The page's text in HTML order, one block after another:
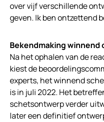
over vijf verschillende
geven. Ik ben ontzettend
Bekendmaking
Na het ophalen van de
kiest de
experts, het winnend
is in juli 2022. Het
schetsontwerp verder
later een definitief